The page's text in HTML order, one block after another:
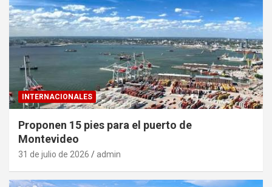
INTERNACIONALES
Proponen 15 pies para el puerto de
Montevideo
31 de julio de 2026 admin